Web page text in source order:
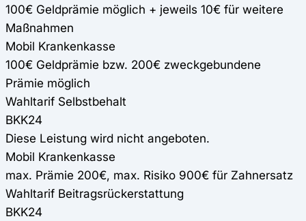
100€ Geldprämie möglich + jeweils 10€ für weitere
Maßnahmen
Mobil Krankenkasse
100€ Geldprämie bzw. 200€ zweckgebundene
Prämie möglich
Wahltarif Selbstbehalt
BKK24
Diese Leistung wird nicht angeboten.
Mobil Krankenkasse
max. Prämie 200€, max. Risiko 900€ für Zahnersatz
Wahltarif Beitragsrückerstattung
BKK24